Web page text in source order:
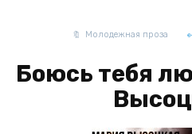
Молодежная проза
Боюсь тебя